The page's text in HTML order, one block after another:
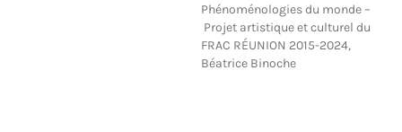
Phénoménologies du monde –
Projet artistique et culturel du
FRAC RÉUNION 2015-2024,
Béatrice Binoche